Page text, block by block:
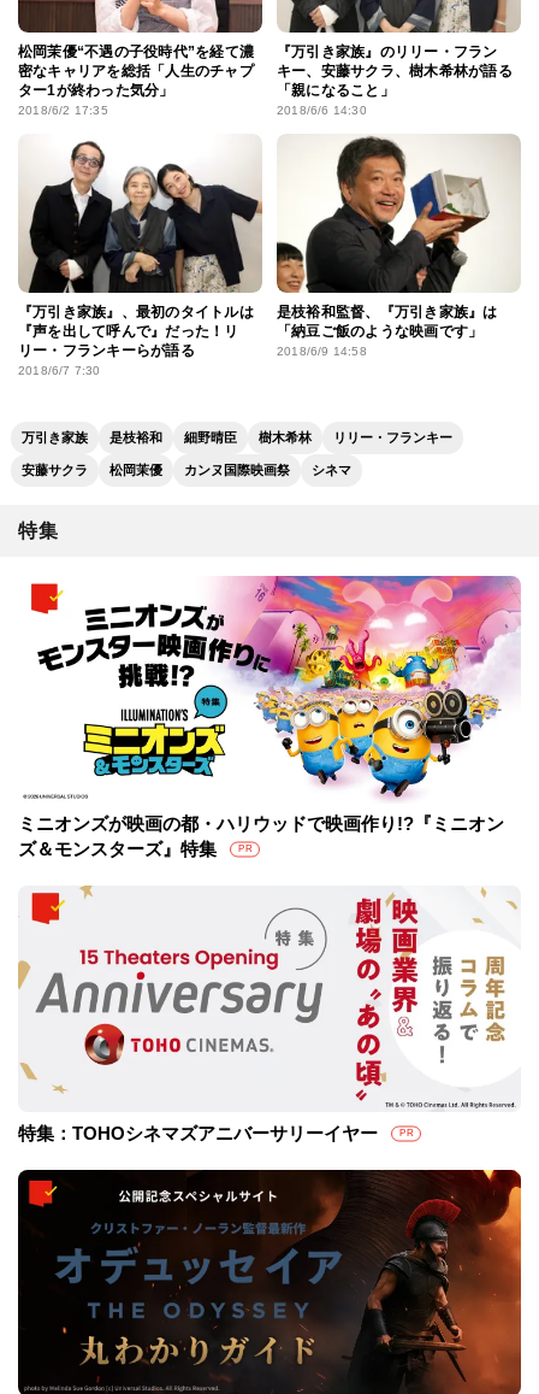
松岡茉優“不遇の子役時代”を経て濃
密なキャリアを総括「人生のチャプ
ター1が終わった気分」
2018/6/2 17:35
『万引き家族』のリリー・フラン
キー、安藤サクラ、樹木希林が語る
「親になること」
2018/6/6 14:30
『万引き家族』、最初のタイトルは
『声を出して呼んで』だった！リ
リー・フランキーらが語る
2018/6/7 7:30
是枝裕和監督、『万引き家族』は
「納豆ご飯のような映画です」
2018/6/9 14:58
万引き家族 是枝裕和 細野晴臣 樹木希林 リリー・フランキー
安藤サクラ 松岡茉優 カンヌ国際映画祭 シネマ
特集
ミニオンズが映画の都・ハリウッドで映画作り!?『ミニオン
ズ＆モンスターズ』特集
PR
特集：TOHOシネマズアニバーサリーイヤー PR